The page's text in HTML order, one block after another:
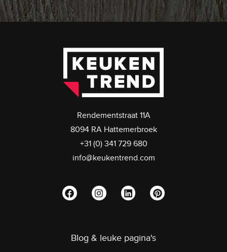
Rendementstraat 11A
8094 RA Hattemerbroek
+31 (0) 341 729 680
info@keukentrend.com
Blog & leuke pagina's